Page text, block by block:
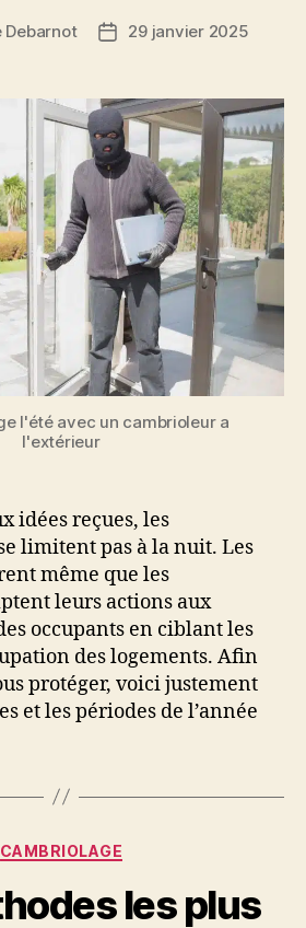
Debarnot
Date29 janvier 2025
l'été avec un cambrioleur a
l'extérieur
idées reçues, les
limitent pas à la nuit. Les
même que les
leurs actions aux
occupants en ciblant les
des logements. Afin
protéger, voici justement
et les périodes de l’année
Catégories
CAMBRIOLAGE
les plus